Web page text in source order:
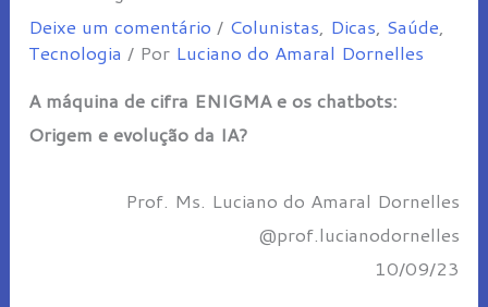
Deixe um comentário / Colunistas Dicas Saúde
Tecnologia / Por Luciano do Amaral Dornelles
A máquina de cifra ENIGMA e os chatbots:
Origem e evolução da IA?
Prof. Ms. Luciano do Amaral Dornelles
@prof.lucianodornelles
10/09/23